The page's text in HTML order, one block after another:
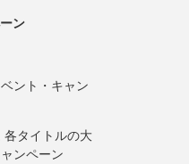
ン
ント・キャン
各タイトルの大
ンペーン